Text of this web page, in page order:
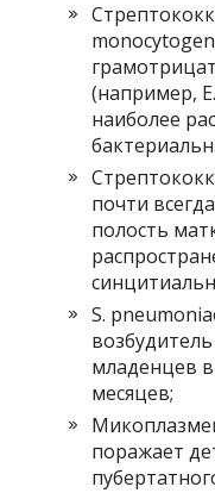
(например,
наиболее
почти
полость
S.
младенцев
месяцев;
поражает